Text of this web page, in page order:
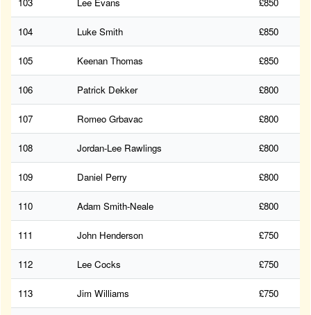
103 Lee Evans £850
104 Luke Smith £850
105 Keenan Thomas £850
106 Patrick Dekker £800
107 Romeo Grbavac £800
108 Jordan-Lee Rawlings £800
109 Daniel Perry £800
110 Adam Smith-Neale £800
111 John Henderson £750
112 Lee Cocks £750
113 Jim Williams £750